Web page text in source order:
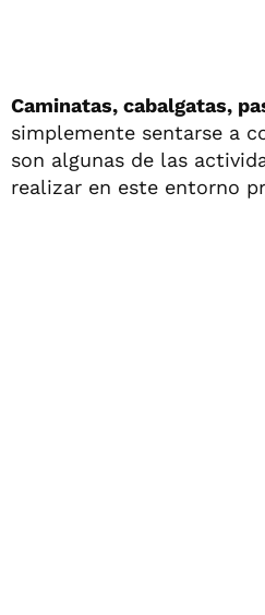
Caminatas, cabalgatas,
simplemente sentarse a
son algunas de las
realizar en este entorno